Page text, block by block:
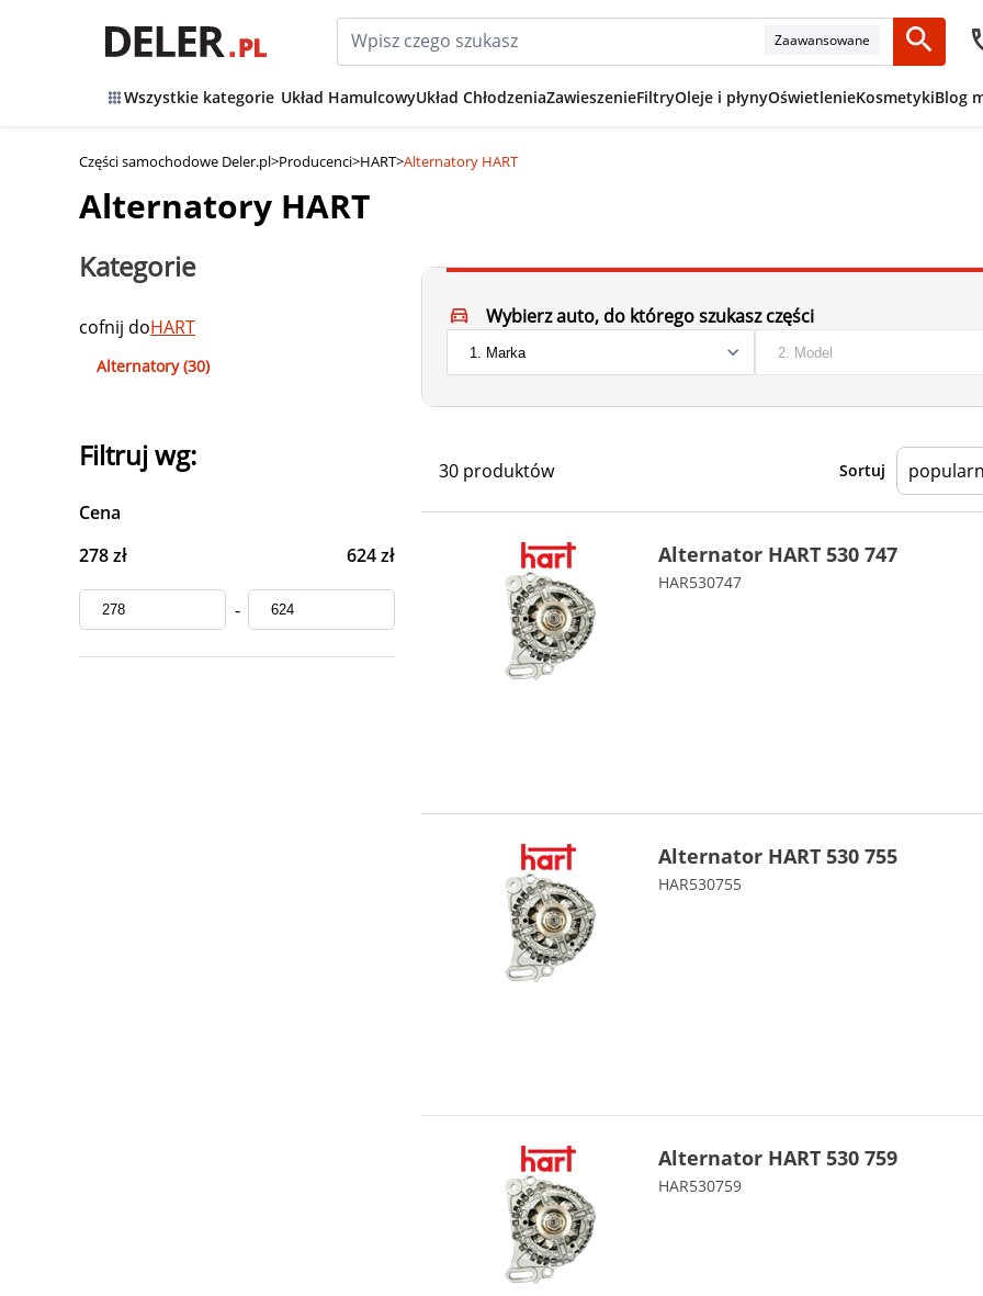
Zaawansowane
Wszystkie kategorie Układ HamulcowyUkład ChłodzeniaZawieszenieFiltryOleje i płynyOświetlenieKosmetykiBlog
Części samochodowe Deler.pl>Producenci>HART>Alternatory HART
Alternatory HART
Kategorie
cofnij doHART
Alternatory (30)
Filtruj wg:
Cena
278 zł
624 zł
-
Wybierz auto, do którego szukasz części
30 produktów Sortuj
Alternator HART 530 747
HAR530747
Alternator HART 530 755
HAR530755
Alternator HART 530 759
HAR530759